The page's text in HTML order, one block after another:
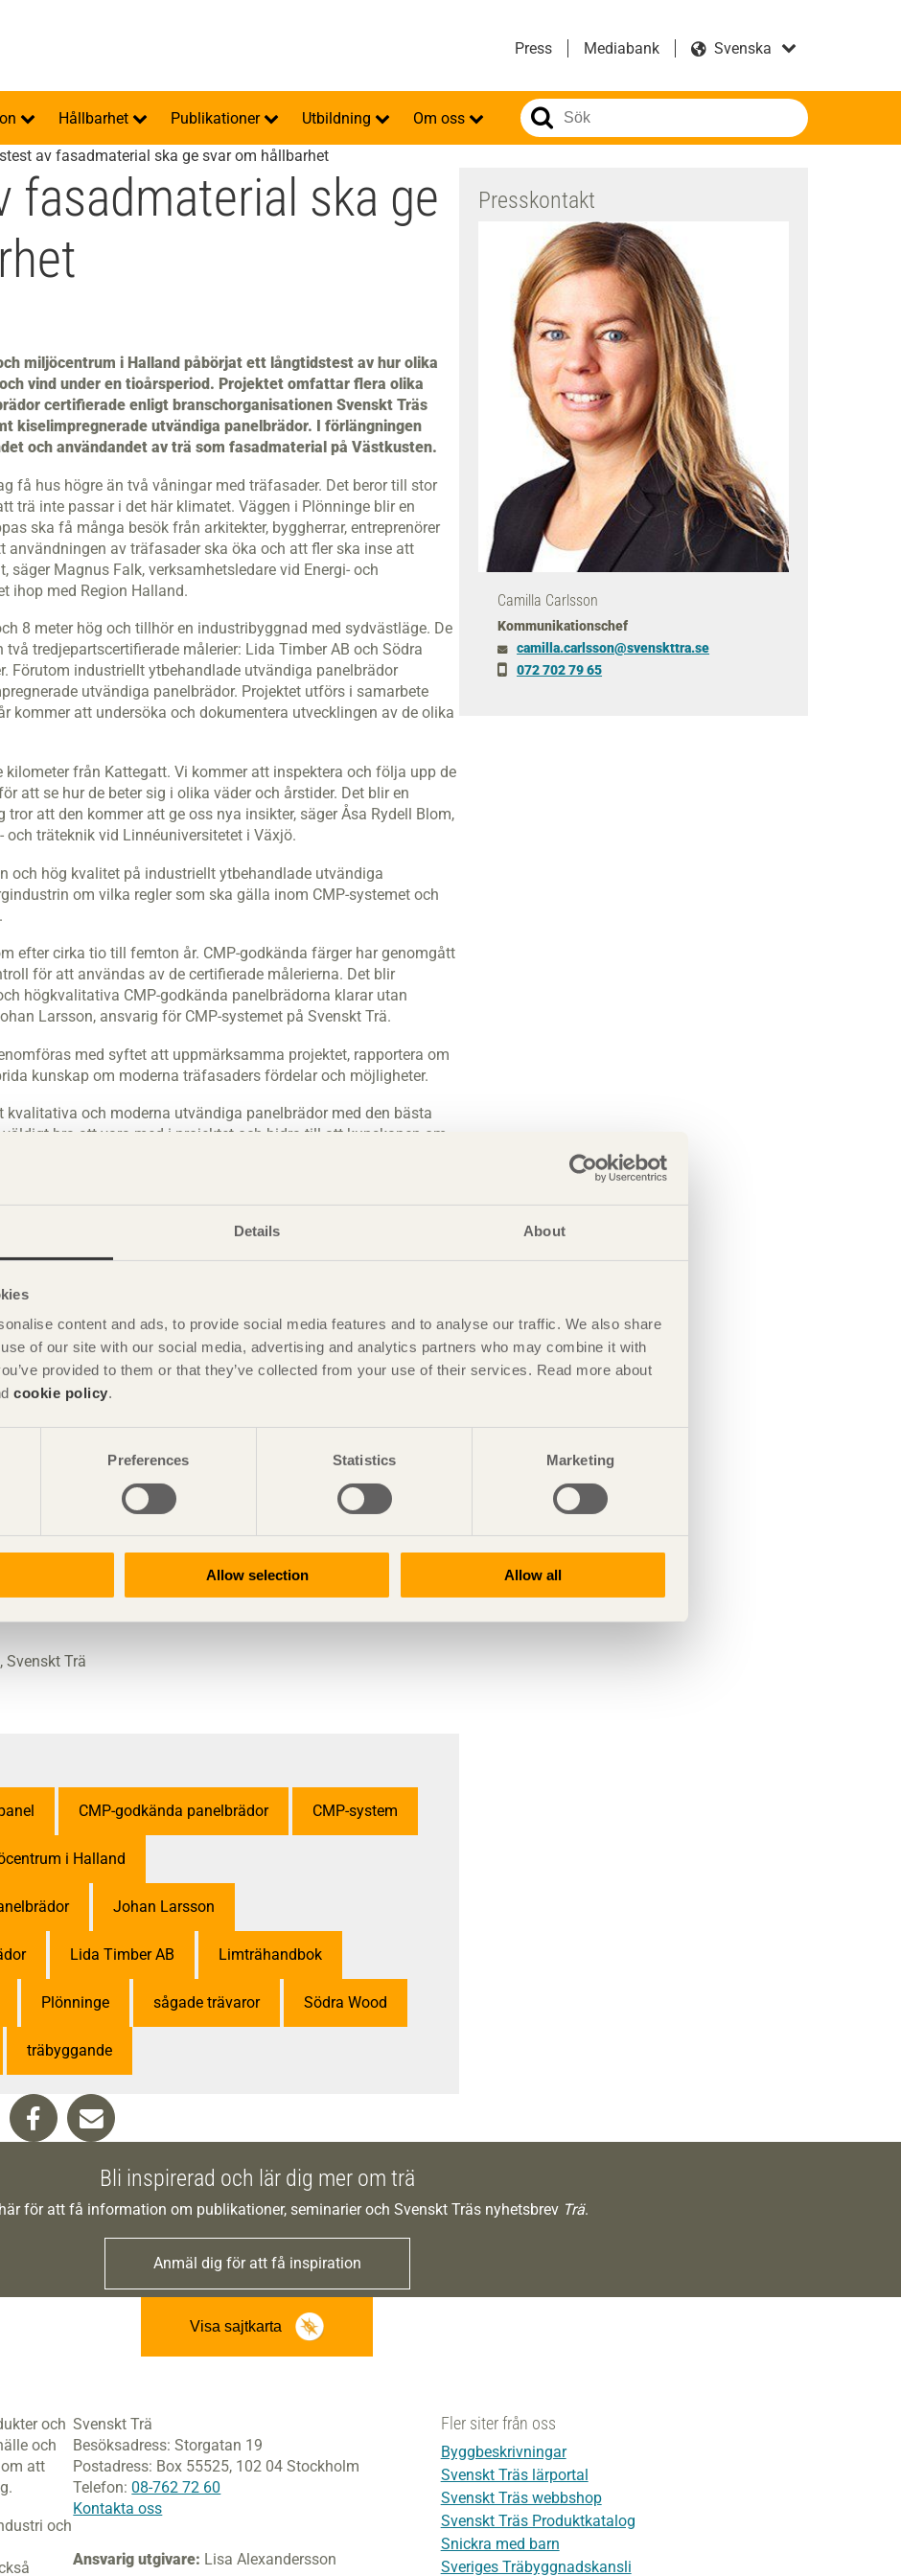
Details About
content and ads, to provide social media features and to analyse our traffic. We also share
of our site with our social media, advertising and analytics partners who may combine it with
provided to them or that they’ve collected from your use of their services. Read more about
cookie policy.
Preferences Statistics Marketing
Allow selection Allow all
Press Mediabank
Hållbarhet Publikationer Utbildning Om oss
av fasadmaterial ska ge svar om hållbarhet
fasadmaterial ska ge
miljöcentrum i Halland påbörjat ett långtidstest av hur olika
vind under en tioårsperiod. Projektet omfattar flera olika
certifierade enligt branschorganisationen Svenskt Träs
kiselimpregnerade utvändiga panelbrädor. I förlängningen
och användandet av trä som fasadmaterial på Västkusten.
få hus högre än två våningar med träfasader. Det beror till stor
trä inte passar i det här klimatet. Väggen i Plönninge blir en
ska få många besök från arkitekter, byggherrar, entreprenörer
användningen av träfasader ska öka och att fler ska inse att
Magnus Falk, verksamhetsledare vid Energi- och
ihop med Region Halland.
8 meter hög och tillhör en industribyggnad med sydvästläge. De
tredjepartscertifierade målerier: Lida Timber AB och Södra
Förutom industriellt ytbehandlade utvändiga panelbrädor
utvändiga panelbrädor. Projektet utförs i samarbete
kommer att undersöka och dokumentera utvecklingen av de olika
från Kattegatt. Vi kommer att inspektera och följa upp de
att se hur de beter sig i olika väder och årstider. Det blir en
att den kommer att ge oss nya insikter, säger Åsa Rydell Blom,
träteknik vid Linnéuniversitetet i Växjö.
och hög kvalitet på industriellt ytbehandlade utvändiga
om vilka regler som ska gälla inom CMP-systemet och
efter cirka tio till femton år. CMP-godkända färger har genomgått
för att användas av de certifierade målerierna. Det blir
högkvalitativa CMP-godkända panelbrädorna klarar utan
Larsson, ansvarig för CMP-systemet på Svenskt Trä.
med syftet att uppmärksamma projektet, rapportera om
kunskap om moderna träfasaders fördelar och möjligheter.
och moderna utvändiga panelbrädor med den bästa
bra att vara med i projektet och bidra till att kunskapen om
projektledare för CMP inom Södra Wood, en av projektets fyra
är en produktkategori som ökat stort i omsättning de
och funktionskrav. Med de nya reglerna inom CMP-systemet
Grundmålade panelbrädor klassas CMP-G och
CMP-G/M. Därutöver finns även en ytbehandlingsklass
av varje enskild panelbräda gör det enklare för kunden att veta
vad som är vad samtidigt som arbetet ute på
föreskriva någon av ytbehandlingklasserna i CMP-systemet
upphandlingar samtidigt som en jämn och hög kvalitet
AGT
Trä
CMP-godkända panelbrädor CMP-system
i Halland
Johan Larsson
Lida Timber AB Limträhandbok
Plönninge sågade trävaror Södra Wood
träbyggande
Presskontakt
Camilla Carlsson
Kommunikationschef
camilla.carlsson@svenskttra.se
072 702 79 65
Bli inspirerad och lär dig mer om trä
för att få information om publikationer, seminarier och Svenskt Träs nyhetsbrev Trä.
Anmäl dig för att få inspiration
Visa sajtkarta
och
och
att
och
Svenskt Trä
Besöksadress: Storgatan 19
Postadress: Box 55525, 102 04 Stockholm
Telefon: 08-762 72 60
Kontakta oss
Ansvarig utgivare: Lisa Alexandersson
Fler siter från oss
Byggbeskrivningar
Svenskt Träs lärportal
Svenskt Träs webbshop
Svenskt Träs Produktkatalog
Snickra med barn
Sveriges Träbyggnadskansli